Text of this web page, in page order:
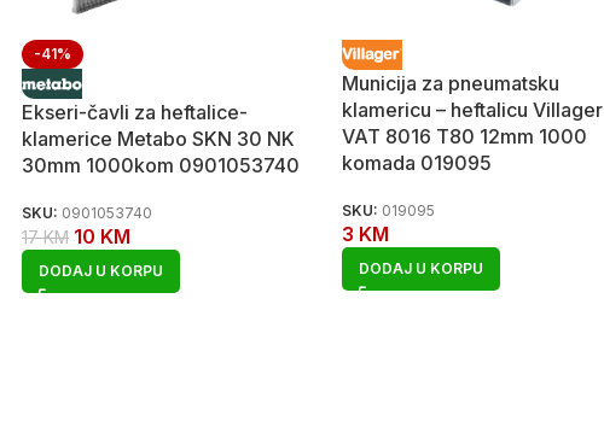
-41%
Ekseri-čavli za heftalice-
klamerice Metabo SKN 30 NK
30mm 1000kom 0901053740
SKU: 0901053740
17KM 10 KM
DODAJ U KORPU
Municija za pneumatsku
klamericu – heftalicu Villager
VAT 8016 T80 12mm 1000
komada 019095
SKU: 019095
3 KM
DODAJ U KORPU